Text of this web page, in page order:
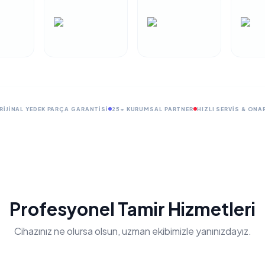
YEDEK PARÇA GARANTISI 25+ KURUMSAL PARTNER HIZLI SERVIS &
Profesyonel Tamir Hizmetleri
Cihazınız ne olursa olsun, uzman ekibimizle yanınızdayız.